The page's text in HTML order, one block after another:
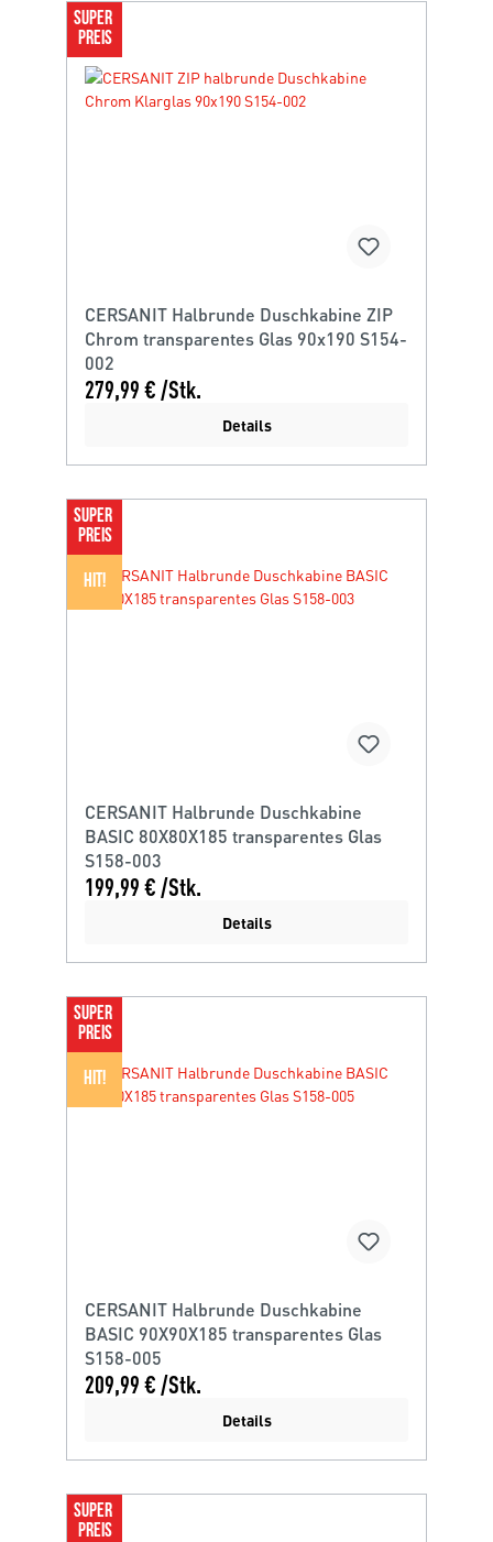
SUPER
PREIS
CERSANIT Halbrunde Duschkabine ZIP
Chrom transparentes Glas 90x190 S154-
002
279,99 € /Stk.
Details
SUPER
PREIS
HIT!
CERSANIT Halbrunde Duschkabine
BASIC 80X80X185 transparentes Glas
S158-003
199,99 € /Stk.
Details
SUPER
PREIS
HIT!
CERSANIT Halbrunde Duschkabine
BASIC 90X90X185 transparentes Glas
S158-005
209,99 € /Stk.
Details
SUPER
PREIS